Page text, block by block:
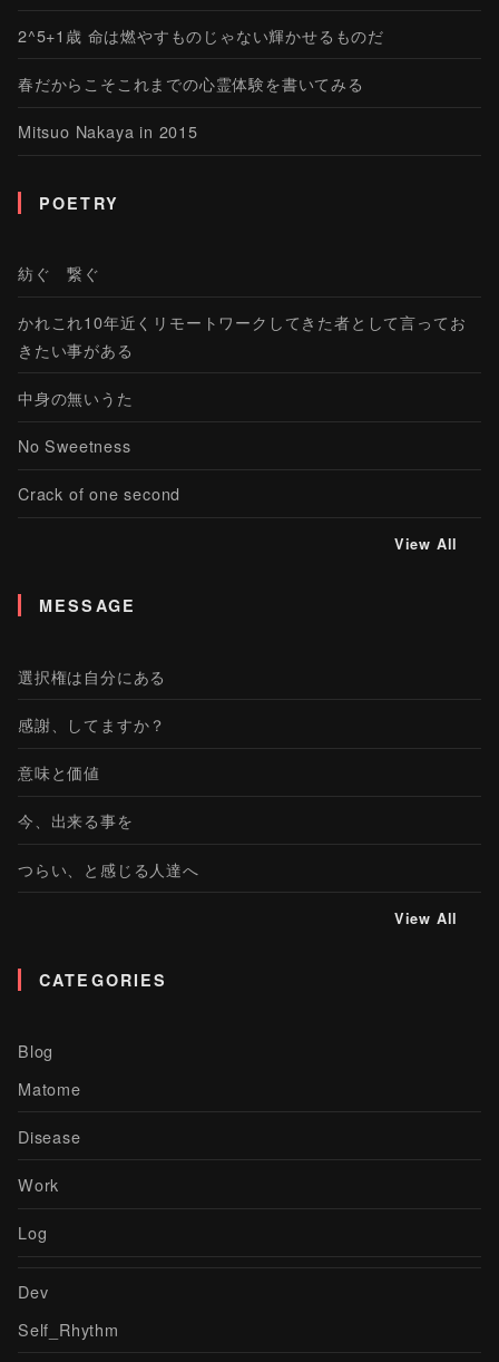
2^5+1歳 命は燃やすものじゃない輝かせるものだ
春だからこそこれまでの心霊体験を書いてみる
Mitsuo Nakaya in 2015
POETRY
紡ぐ 繋ぐ
かれこれ10年近くリモートワークしてきた者として言ってお
きたい事がある
中身の無いうた
No Sweetness
Crack of one second
View All
MESSAGE
選択権は自分にある
感謝、してますか？
意味と価値
今、出来る事を
つらい、と感じる人達へ
View All
CATEGORIES
Blog
Matome
Disease
Work
Log
Dev
Self_Rhythm